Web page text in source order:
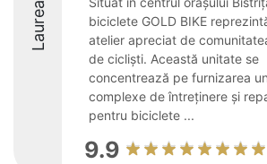
Laureați
biciclete GOLD BIKE
atelier apreciat de
de cicliști. Această unitate se
concentrează pe furnizarea
complexe de întreținere și
pentru biciclete ...
9.9